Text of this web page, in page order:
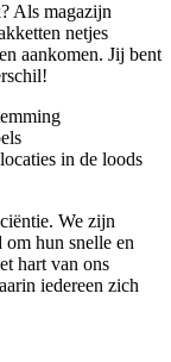
Als magazijn
netjes
aankomen. Jij bent
in de loods
We zijn
hun snelle en
hart van ons
iedereen zich